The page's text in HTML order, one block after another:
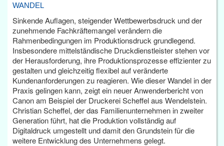
WANDEL
Sinkende Auflagen, steigender Wettbewerbsdruck und der
zunehmende Fachkräftemangel verändern die
Rahmenbedingungen im Produktionsdruck grundlegend.
Insbesondere mittelständische Druckdienstleister stehen vor
der Herausforderung, ihre Produktionsprozesse effizienter zu
gestalten und gleichzeitig flexibel auf veränderte
Kundenanforderungen zu reagieren. Wie dieser Wandel in der
Praxis gelingen kann, zeigt ein neuer Anwenderbericht von
Canon am Beispiel der Druckerei Scheffel aus Wendelstein.
Christian Scheffel, der das Familienunternehmen in zweiter
Generation führt, hat die Produktion vollständig auf
Digitaldruck umgestellt und damit den Grundstein für die
weitere Entwicklung des Unternehmens gelegt.